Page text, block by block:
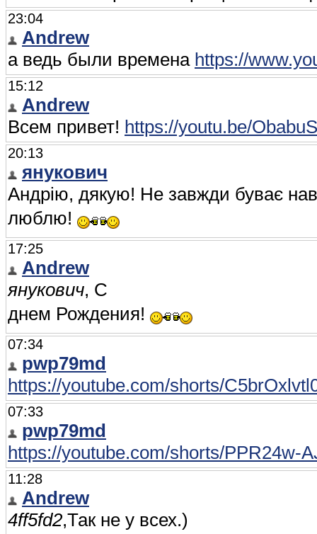
23:04
Andrew
а ведь были времена https://
15:12
Andrew
Всем привет! https://youtu.be/
20:13
янукович
Андрію, дякую! Не завжди буває
люблю!
17:25
Andrew
янукович, С
днем Рождения!
07:34
pwp79md
https://youtube.com/shorts/
07:33
pwp79md
https://youtube.com/shorts/PPR24w-
11:28
Andrew
4ff5fd2,Так не у всех.)